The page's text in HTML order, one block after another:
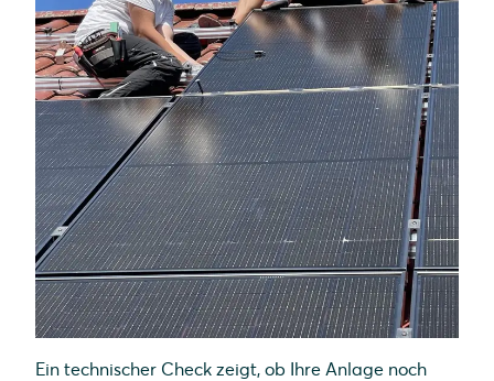
Ein technischer Check zeigt, ob Ihre Anlage noch